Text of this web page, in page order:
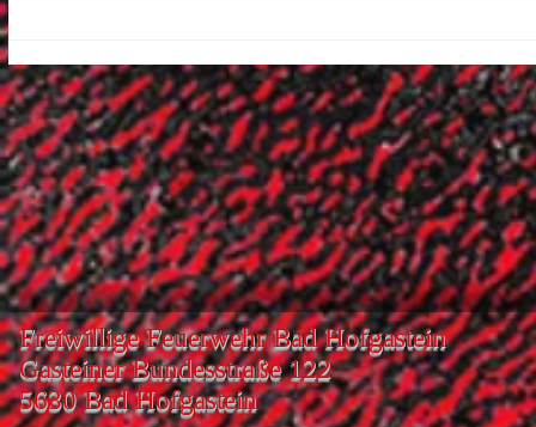
Freiwillige Feuerwehr Bad Hofgastein
Gasteiner Bundesstraße 122
5630 Bad Hofgastein